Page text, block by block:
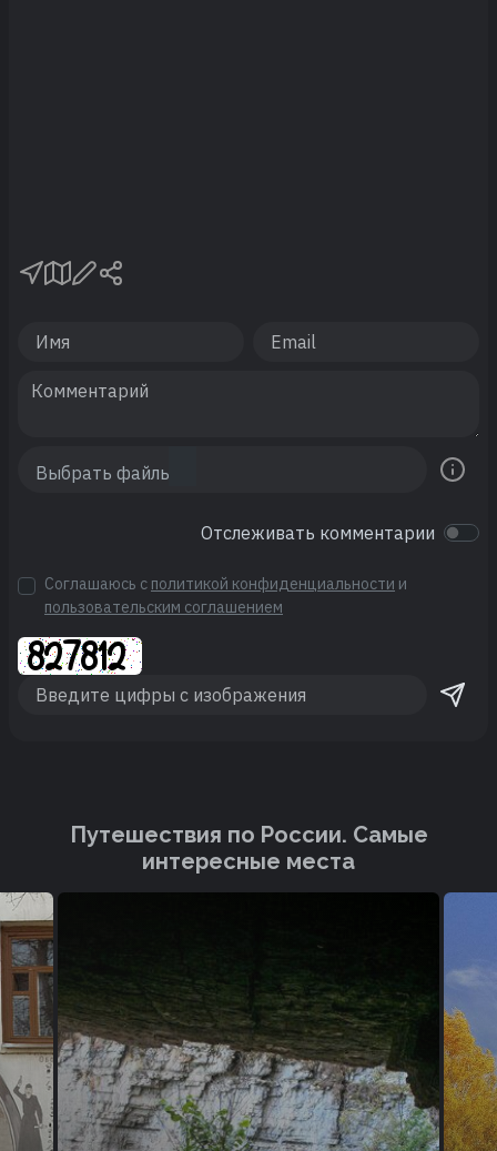
Отслеживать комментарии
Соглашаюсь с политикой конфиденциальности и
пользовательским соглашением
Путешествия по России. Cамые
интересные места